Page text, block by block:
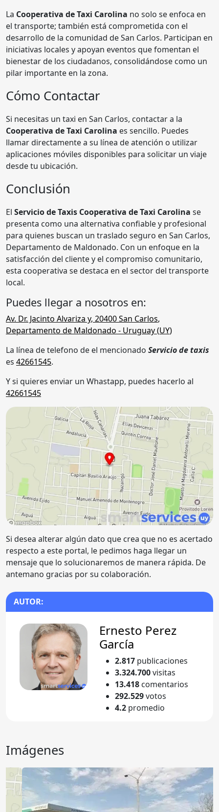
La Cooperativa de Taxi Carolina no solo se enfoca en
el transporte; también está comprometida con el
desarrollo de la comunidad de San Carlos. Participan en
iniciativas locales y apoyan eventos que fomentan el
bienestar de los ciudadanos, consolidándose como un
pilar importante en la zona.
Cómo Contactar
Si necesitas un taxi en San Carlos, contactar a la
Cooperativa de Taxi Carolina es sencillo. Puedes
llamar directamente a su línea de atención o utilizar
aplicaciones móviles disponibles para solicitar un viaje
desde tu ubicación.
Conclusión
El Servicio de Taxis Cooperativa de Taxi Carolina se
presenta como una alternativa confiable y profesional
para quienes buscan un traslado seguro en San Carlos,
Departamento de Maldonado. Con un enfoque en la
satisfacción del cliente y el compromiso comunitario,
esta cooperativa se destaca en el sector del transporte
local.
Puedes llegar a nosotros en:
Av. Dr. Jacinto Alvariza y, 20400San Carlos,
Departamento de Maldonado - Uruguay (UY)
La línea de telefono de el mencionado Servicio de taxis
es 42661545.
Y si quieres enviar un Whastapp, puedes hacerlo al
42661545
Si desea alterar algún dato que crea que no es acertado
respecto a este portal, le pedimos haga llegar un
mensaje que lo solucionaremos de manera rápida. De
antemano gracias por su colaboración.
AUTOR:
Ernesto Perez
García
2.817 publicaciones
3.324.700visitas
13.418 comentarios
292.529votos
4.2 promedio
Imágenes